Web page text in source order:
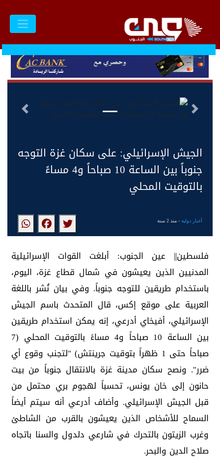
التالى السابق
الجيش الإسرائيلي: على سكان غزة التوجه
جنوباً بين الساعة 10 صباحاً و4 مساءً
بالتوقيت المحلي
أخبار دولية- منذ 2 سنة
فلسطين|| عين الجنوب: أبلغت القوات الإسرائيلية
المدنيين الذين يعيشون في شمال قطاع غزة، اليوم،
باستخدام طريقين للتوجه جنوباً. وفي بيان نُشر باللغة
العربية على موقع إكس، قال المتحدث باسم الجيش
الإسرائيلي، أفيخاي أدرعي، إنه يمكن استخدام طريقين
بين الساعة 10 صباحاً و4 مساءً بالتوقيت المحلي (7
صباحاً حتى 1 ظهراً بتوقيت جرينتش) "لتجنب وقوع أي
ضرر". ونصح سكان مدينة غزة بالانتقال جنوباً من بيت
حانون إلى خان يونس، تحسباً لهجوم بري محتمل من
قبل الجيش الإسرائيلي. وأضاف أدرعي أنه سيتم أيضاً
السماح للأشخاص الذين يعيشون بالقرب من الشاطئ
وغرب الزيتون بالتحرك في شارعي دلدول والسنا باتجاه
صلاح الدين والبحر.